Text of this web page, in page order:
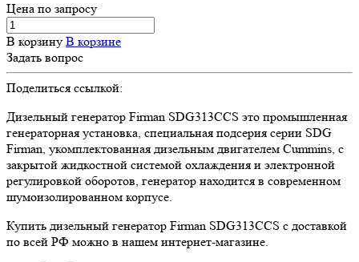
Цена по запросу
В корзину В корзине
Задать вопрос
Поделиться ссылкой:
Дизельный генератор Firman SDG313СCS это промышленная
генераторная установка, специальная подсерия серии SDG
Firman, укомплектованная дизельным двигателем Cummins, с
закрытой жидкостной системой охлаждения и электронной
регулировкой оборотов, генератор находится в современном
шумоизолированном корпусе.
Купить дизельный генератор Firman SDG313СCS с доставкой
по всей РФ можно в нашем интернет-магазине.